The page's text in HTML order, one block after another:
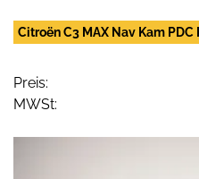
Citroën C3 MAX Nav Kam
Preis:
MWSt: